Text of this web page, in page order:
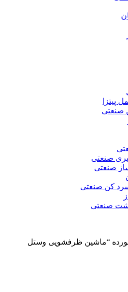
پیتزا
صنعتی
صنعتی
صنعتی
کن صنعتی
صنعتی
“ماشین ظرفشویی وستل